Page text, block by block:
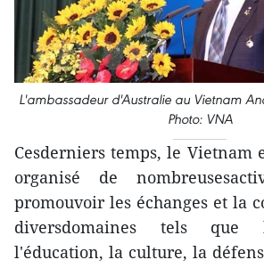
L'ambassadeur d'Australie au Vietnam
Photo: VNA
Cesderniers temps, le Vietnam
organisé de
promouvoir les échanges et la
diversdomaines tels que
l'éducation, la culture, la